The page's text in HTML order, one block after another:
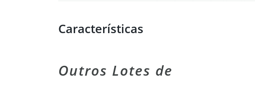
Características
Outros Lotes de